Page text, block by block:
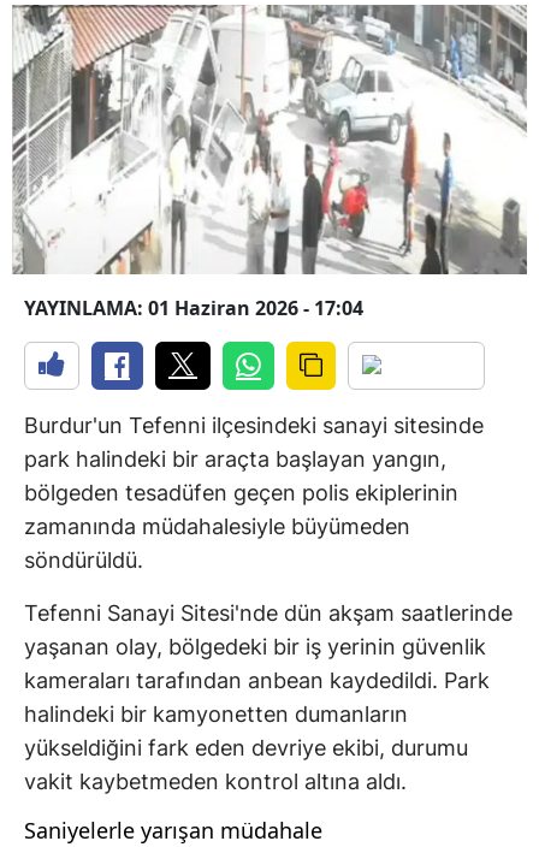
YAYINLAMA: 01 Haziran 2026 - 17:04
Burdur'un Tefenni ilçesindeki sanayi sitesinde
park halindeki bir araçta başlayan yangın,
bölgeden tesadüfen geçen polis ekiplerinin
zamanında müdahalesiyle büyümeden
söndürüldü.
Tefenni Sanayi Sitesi'nde dün akşam saatlerinde
yaşanan olay, bölgedeki bir iş yerinin güvenlik
kameraları tarafından anbean kaydedildi. Park
halindeki bir kamyonetten dumanların
yükseldiğini fark eden devriye ekibi, durumu
vakit kaybetmeden kontrol altına aldı.
Saniyelerle yarışan müdahale